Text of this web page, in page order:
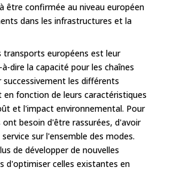
être confirmée au niveau européen
dans les infrastructures et la
transports européens est leur
dire la capacité pour les chaînes
les différents
fonction de leurs caractéristiques
et l'impact environnemental. Pour
ont besoin d'être rassurées, d'avoir
sur l'ensemble des modes.
de développer de nouvelles
d'optimiser celles existantes en